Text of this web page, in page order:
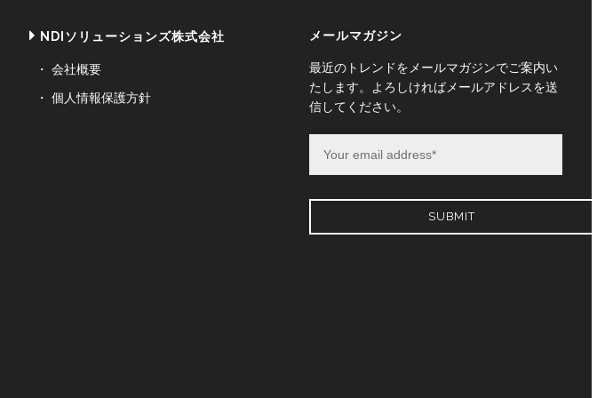
NDIソリューションズ株式会社
会社概要
個人情報保護方針
メールマガジン
最近のトレンドをメールマガジンでご案内い
たします。よろしければメールアドレスを送
信してください。